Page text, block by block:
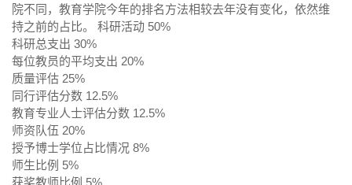
院不同，教育学院今年的排名方法相较去年没有变化，依然维
持之前的占比。 科研活动 50%
科研总支出 30%
每位教员的平均支出 20%
质量评估 25%
同行评估分数 12.5%
教育专业人士评估分数 12.5%
师资队伍 20%
授予博士学位占比情况 8%
师生比例 5%